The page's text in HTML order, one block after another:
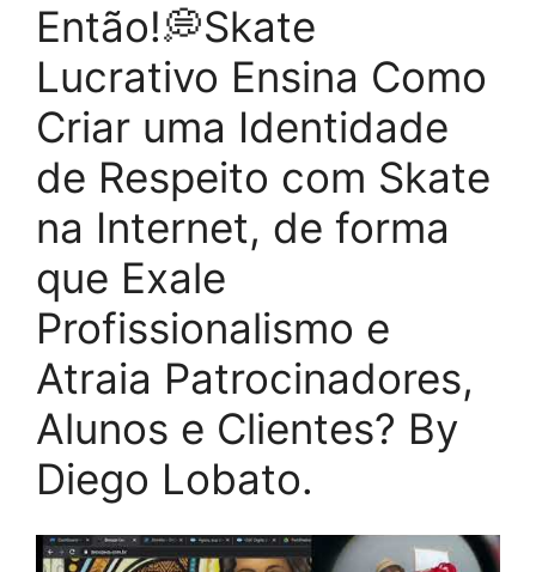
Então!💭Skate
Lucrativo Ensina Como
Criar uma Identidade
de Respeito com Skate
na Internet, de forma
que Exale
Profissionalismo e
Atraia Patrocinadores,
Alunos e Clientes? By
Diego Lobato.